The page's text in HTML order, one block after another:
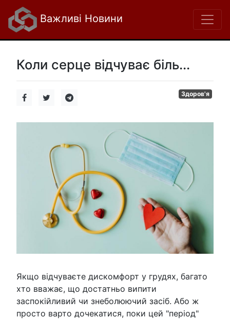
Важливі Новини
Коли серце відчуває біль...
Здоров'я
Якщо відчуваєте дискомфорт у грудях, багато
хто вважає, що достатньо випити
заспокійливий чи знеболюючий засіб. Або ж
просто варто дочекатися, поки цей "період"